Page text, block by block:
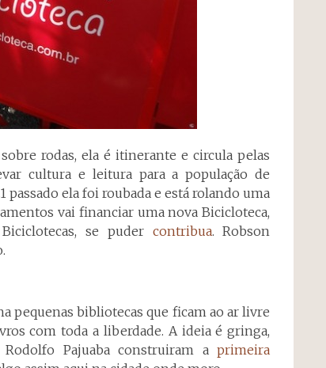
rodas, ela é itinerante e circula pelas
cultura e leitura para a população de
ela foi roubada e está rolando uma
vai financiar uma nova Bicicloteca,
se puder contribua. Robson
pequenas bibliotecas que ficam ao ar livre
com toda a liberdade. A ideia é gringa,
Pajuaba construiram aprimeira